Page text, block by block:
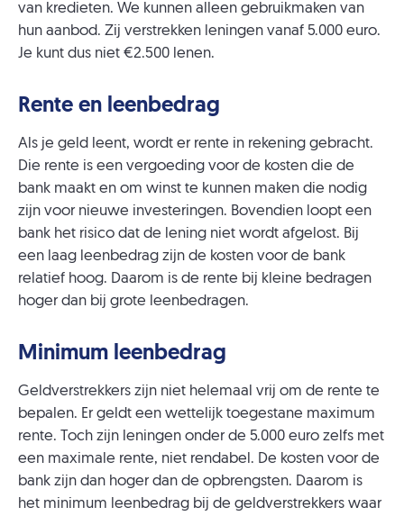
van kredieten. We kunnen alleen gebruikmaken van
hun aanbod. Zij verstrekken leningen vanaf 5.000 euro.
Je kunt dus niet €2.500 lenen.
Rente en leenbedrag
Als je geld leent, wordt er rente in rekening gebracht.
Die rente is een vergoeding voor de kosten die de
bank maakt en om winst te kunnen maken die nodig
zijn voor nieuwe investeringen. Bovendien loopt een
bank het risico dat de lening niet wordt afgelost. Bij
een laag leenbedrag zijn de kosten voor de bank
relatief hoog. Daarom is de rente bij kleine bedragen
hoger dan bij grote leenbedragen.
Minimum leenbedrag
Geldverstrekkers zijn niet helemaal vrij om de rente te
bepalen. Er geldt een wettelijk toegestane maximum
rente. Toch zijn leningen onder de 5.000 euro zelfs met
een maximale rente, niet rendabel. De kosten voor de
bank zijn dan hoger dan de opbrengsten. Daarom is
het minimum leenbedrag bij de geldverstrekkers waar